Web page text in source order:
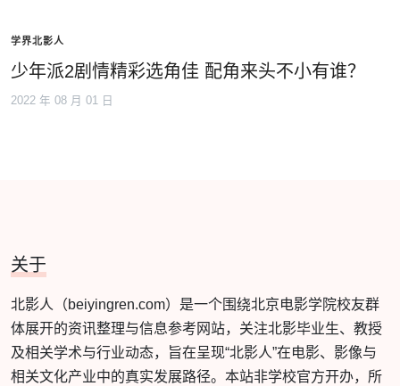
学界北影人
少年派2剧情精彩选角佳 配角来头不小有谁？
2022 年 08 月 01 日
关于
北影人（beiyingren.com）是一个围绕北京电影学院校友群
体展开的资讯整理与信息参考网站，关注北影毕业生、教授
及相关学术与行业动态，旨在呈现“北影人”在电影、影像与
相关文化产业中的真实发展路径。本站非学校官方开办，所